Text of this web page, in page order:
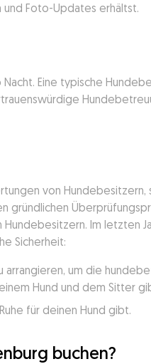
und Foto-Updates erhältst.
Eine typische
von Hundebesitzern,
Im letzten
Sicherheit:
um die
Hund und dem Sitter
für deinen Hund gibt.
buchen?